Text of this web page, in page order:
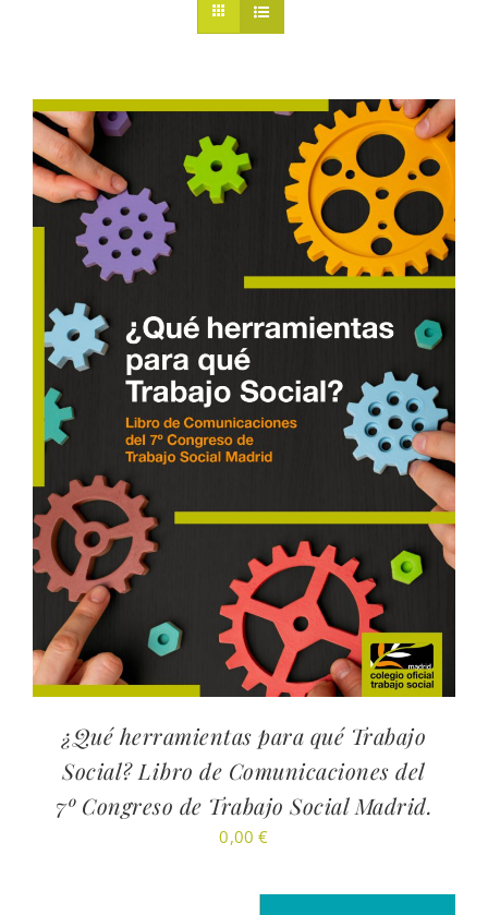
Web Colegio
¿Qué herramientas para qué Trabajo
Social? Libro de Comunicaciones del
7º Congreso de Trabajo Social Madrid.
0,00€